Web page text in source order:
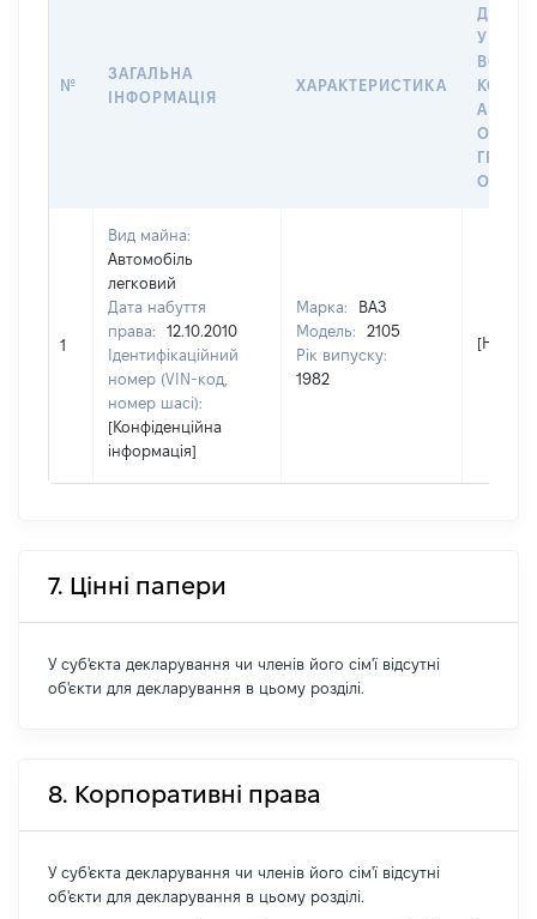
№
ЗАГАЛЬНА
ІНФОРМАЦІЯ
ХАРАКТЕРИСТИКА
ДАТУ
У
АБО
1
Вид майна:
Автомобіль
легковий
Дата набуття
права:
12.10.2010
Ідентифікаційний
номер (VIN-код,
номер шасі):
[Конфіденційна
інформація]
Марка:
ВАЗ
Модель:
2105
Рік випуску:
1982
[Не
7. Цінні папери
У суб'єкта декларування чи членів його сім'ї відсутні
об'єкти для декларування в цьому розділі.
8. Корпоративні права
У суб'єкта декларування чи членів його сім'ї відсутні
об'єкти для декларування в цьому розділі.